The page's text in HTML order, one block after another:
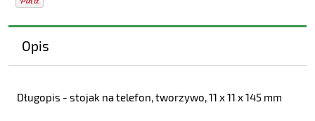
Opis
Długopis - stojak na telefon, tworzywo, 11 x 11 x 145 mm